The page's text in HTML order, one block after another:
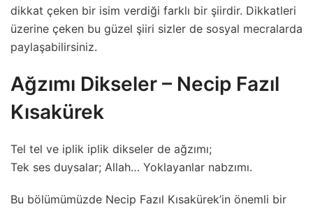
dikkat çeken bir isim verdiği farklı bir şiirdir. Dikkatleri
üzerine çeken bu güzel şiiri sizler de sosyal mecralarda
paylaşabilirsiniz.
Ağzımı Dikseler – Necip Fazıl
Kısakürek
Tel tel ve iplik iplik dikseler de ağzımı;
Tek ses duysalar; Allah… Yoklayanlar nabzımı.
Bu bölümümüzde Necip Fazıl Kısakürek’in önemli bir